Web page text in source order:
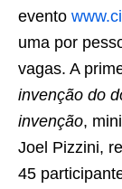
evento
uma por
vagas. A
invenção do
invenção,
Joel Pizzini,
45